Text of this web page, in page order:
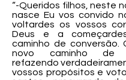
“-Queridos filhos, neste
nasce Eu vos convido
voltardes os vossos
Deus e a
caminho de conversão.
novo caminho de
refazendo
vossos propósitos e